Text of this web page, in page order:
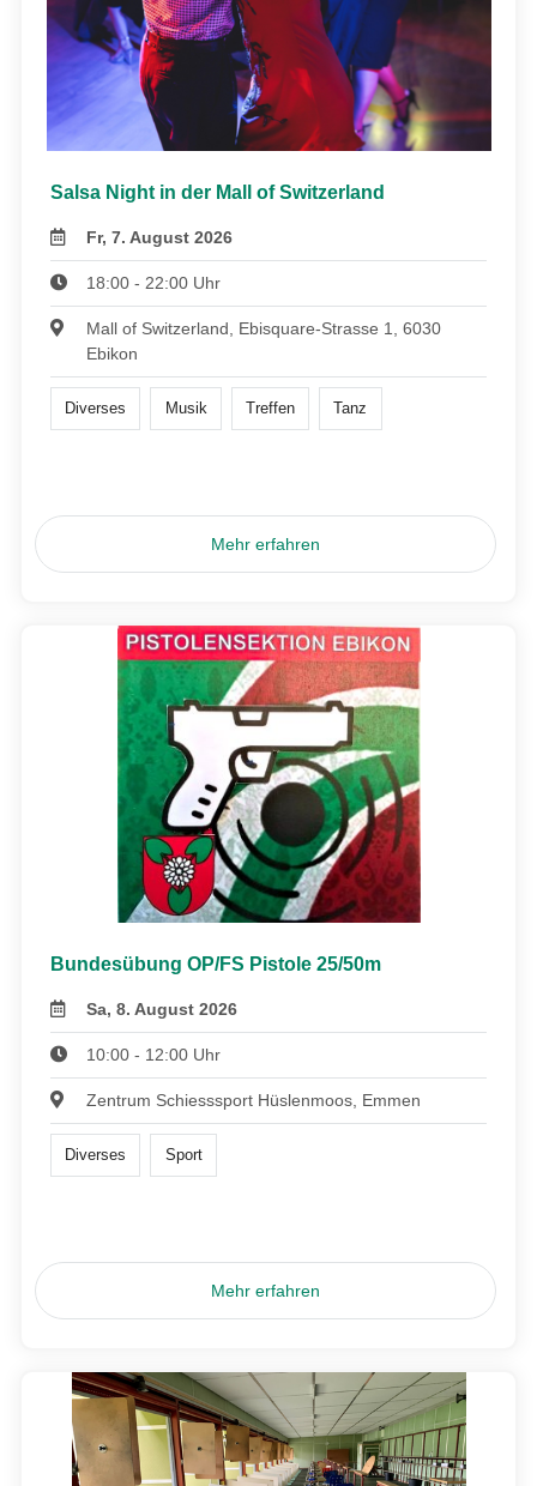
Salsa Night in der Mall of Switzerland
Fr, 7. August 2026
18:00 - 22:00 Uhr
Mall of Switzerland, Ebisquare-Strasse 1, 6030
Ebikon
Diverses Musik Treffen Tanz
Mehr erfahren
Bundesübung OP/FS Pistole 25/50m
Sa, 8. August 2026
10:00 - 12:00 Uhr
Zentrum Schiesssport Hüslenmoos, Emmen
Diverses Sport
Mehr erfahren